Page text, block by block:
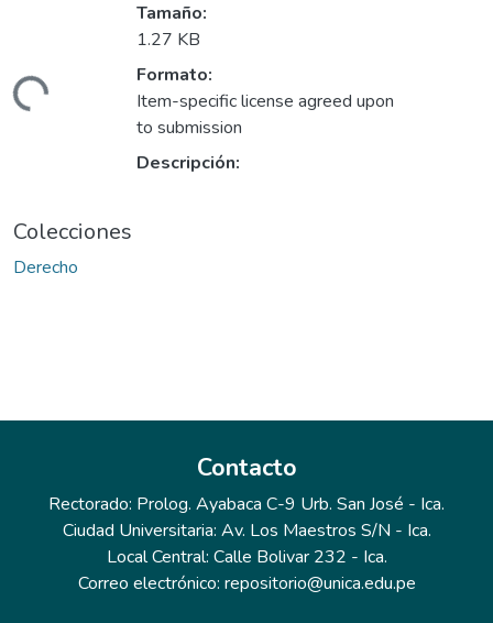
Tamaño:
1.27 KB
Formato:
Item-specific license agreed upon
to submission
Descripción:
Colecciones
Derecho
Contacto
Rectorado: Prolog. Ayabaca C-9 Urb. San José - Ica.
Ciudad Universitaria: Av. Los Maestros S/N - Ica.
Local Central: Calle Bolivar 232 - Ica.
Correo electrónico: repositorio@unica.edu.pe